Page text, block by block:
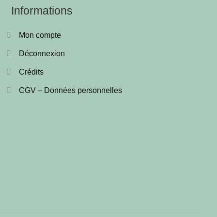
Informations
Mon compte
Déconnexion
Crédits
CGV – Données personnelles